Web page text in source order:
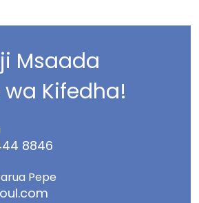
Msaada
Kifedha!
8846
Pepe